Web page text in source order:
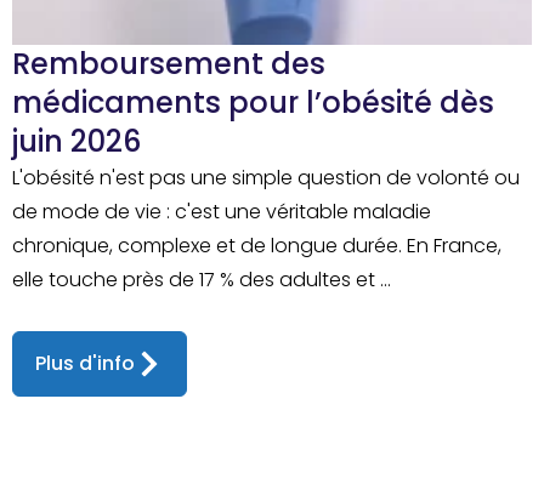
Remboursement des
médicaments pour l’obésité dès
juin 2026
L'obésité n'est pas une simple question de volonté ou
de mode de vie : c'est une véritable maladie
chronique, complexe et de longue durée. En France,
elle touche près de 17 % des adultes et ...
Plus d'info